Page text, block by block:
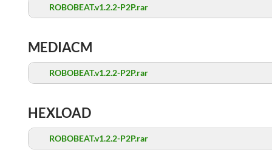
ROBOBEAT.v1.2.2-P2P.rar
MEDIACM
ROBOBEAT.v1.2.2-P2P.rar
HEXLOAD
ROBOBEAT.v1.2.2-P2P.rar